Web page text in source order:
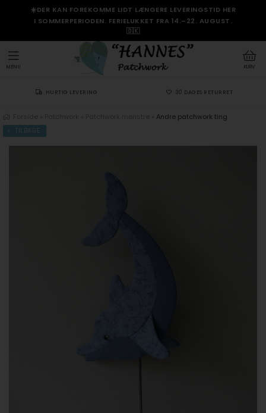
☀️DER KAN FOREKOMME LIDT LÆNGERE LEVERINGSTID HER
I SOMMERPERIODEN. FERIELUKKET FRA 14.–22. AUGUST.
🇩🇰
KURV
MENU
HURTIG LEVERING 30 DAGES RETURRET
Andre patchwork ting
TILBAGE